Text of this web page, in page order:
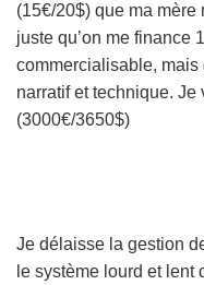
(15€/20$) que ma mère
juste qu’on me finance
commercialisable, mais
narratif et technique.
(3000€/3650$)
Je délaisse la gestion
le système lourd et lent